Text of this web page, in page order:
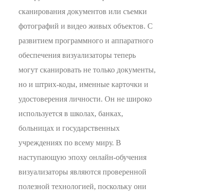
сканирования документов или съемки
фотографий и видео живых объектов. С
развитием программного и аппаратного
обеспечения визуализаторы теперь
могут сканировать не только документы,
но и штрих-коды, именные карточки и
удостоверения личности. Он не широко
используется в школах, банках,
больницах и государственных
учреждениях по всему миру. В
наступающую эпоху онлайн-обучения
визуализаторы являются проверенной
полезной технологией, поскольку они